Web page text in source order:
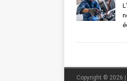
Copyright © 2026